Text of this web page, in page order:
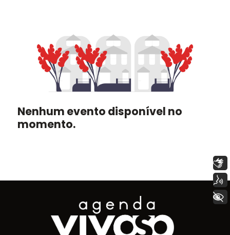
Nenhum evento disponível no
momento.
Voz
+ Acessibilidade